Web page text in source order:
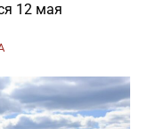
12 мая